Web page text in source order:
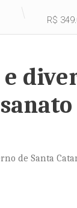
R$
de Santa